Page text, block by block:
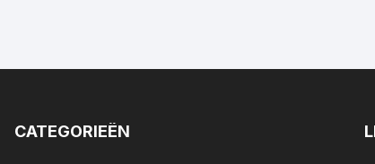
CATEGORIEËN